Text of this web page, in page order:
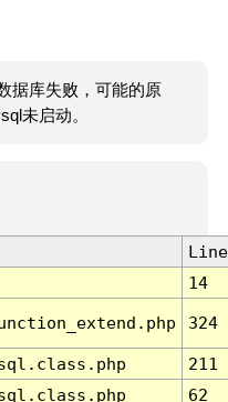
据库失败，可能的原
未启动。
Line
14
324
211
62